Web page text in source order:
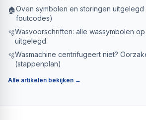
🏠Oven symbolen en storingen uitgelegd
foutcodes)
🫧Wasvoorschriften: alle wassymbolen
uitgelegd
🫧Wasmachine centrifugeert niet?
(stappenplan)
Alle artikelen bekijken →